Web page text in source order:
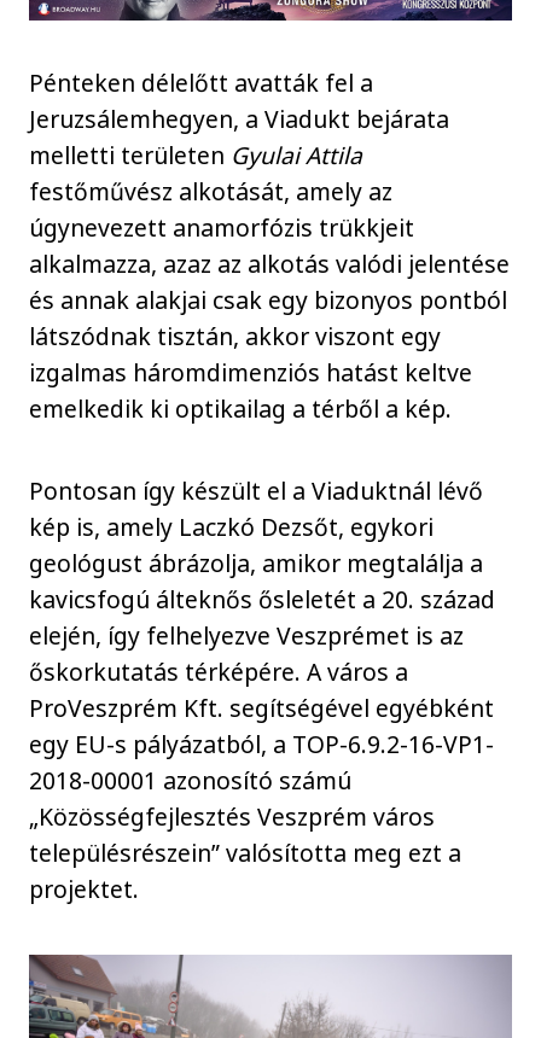
Pénteken délelőtt avatták fel a
Jeruzsálemhegyen, a Viadukt bejárata
melletti területen Gyulai Attila
festőművész alkotását, amely az
úgynevezett anamorfózis trükkjeit
alkalmazza, azaz az alkotás valódi jelentése
és annak alakjai csak egy bizonyos pontból
látszódnak tisztán, akkor viszont egy
izgalmas háromdimenziós hatást keltve
emelkedik ki optikailag a térből a kép.
Pontosan így készült el a Viaduktnál lévő
kép is, amely Laczkó Dezsőt, egykori
geológust ábrázolja, amikor megtalálja a
kavicsfogú álteknős ősleletét a 20. század
elején, így felhelyezve Veszprémet is az
őskorkutatás térképére. A város a
ProVeszprém Kft. segítségével egyébként
egy EU-s pályázatból, a TOP-6.9.2-16-VP1-
2018-00001 azonosító számú
„Közösségfejlesztés Veszprém város
településrészein” valósította meg ezt a
projektet.